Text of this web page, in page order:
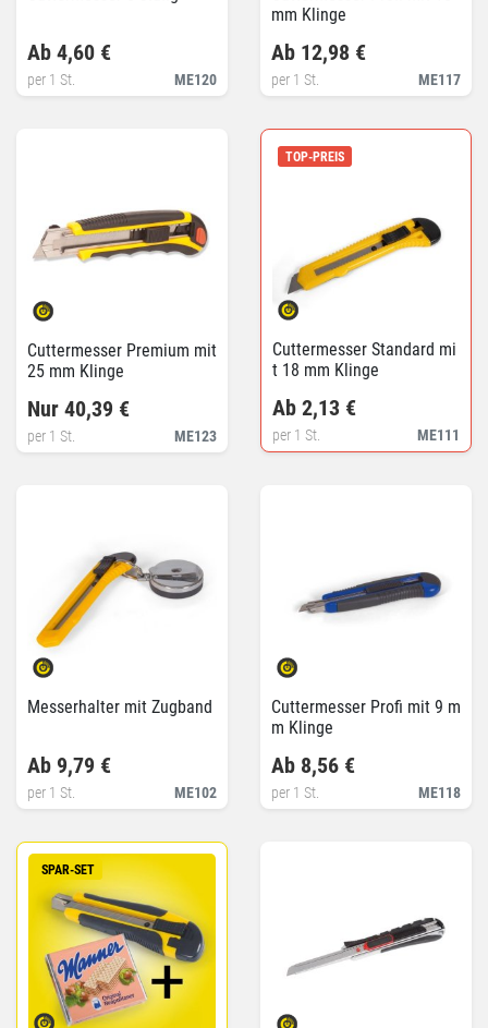
ME120
Ab 4,60 €
per 1 St.
mm Klinge
ME117
Ab 12,98 €
per 1 St.
Cuttermesser Premium mit
25 mm Klinge
ME123
Nur 40,39 €
per 1 St.
TOP-PREIS
Cuttermesser Standard mi
t 18 mm Klinge
ME111
Ab 2,13 €
per 1 St.
Messerhalter mit Zugband
ME102
Ab 9,79 €
per 1 St.
Cuttermesser Profi mit 9 m
m Klinge
ME118
Ab 8,56 €
per 1 St.
SPAR-SET